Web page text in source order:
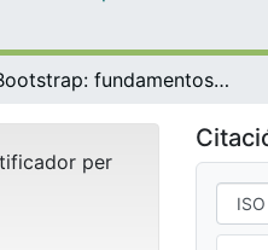
Bootstrap: fundamentos e introducción a sus aplicaciones
per